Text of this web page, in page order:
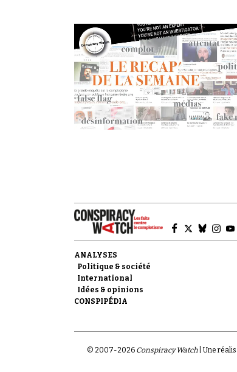
ANALYSES
Politique & société
International
Idées & opinions
CONSPIPÉDIA
© 2007-2026 Conspiracy Watch| Une